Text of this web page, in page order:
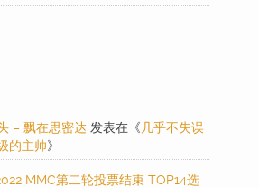
– 飘在思密达 发表在《 几乎不失误
的主帅》
MMC第二轮投票结束 TOP14选